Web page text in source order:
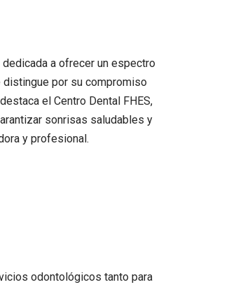
dedicada a ofrecer un espectro
distingue por su compromiso
el Centro Dental FHES,
sonrisas saludables y
y profesional.
odontológicos tanto para